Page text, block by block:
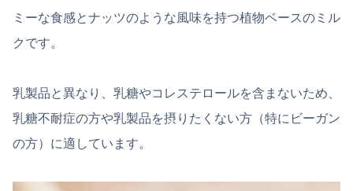
ミーな食感とナッツのような風味を持つ植物ベースのミル
クです。
乳製品と異なり、乳糖やコレステロールを含まないため、
乳糖不耐症の方や乳製品を摂りたくない方（特にビーガン
の方）に適しています。